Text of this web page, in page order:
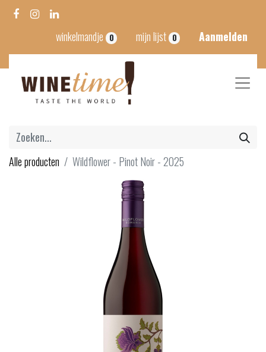
winkelmandje 0 mijn lijst 0 Aanmelden
Alle producten Wildflower - Pinot Noir - 2025